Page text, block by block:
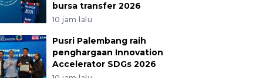
bursa transfer 2026
10 jam lalu
Pusri Palembang raih
penghargaan Innovation
Accelerator SDGs 2026